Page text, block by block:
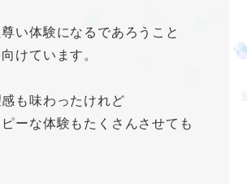
い体験になるであろうこと
向けています。
も味わったけれど
ーな体験もたくさんさせても